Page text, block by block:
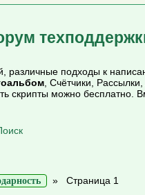
подходы к
, Счётчики,
скрипты можно бесплатно.
» Страница 1